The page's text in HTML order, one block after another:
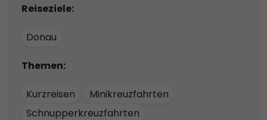
Reiseziele:
Donau
Themen:
Kurzreisen
Minikreuzfahrten
Schnupperkreuzfahrten